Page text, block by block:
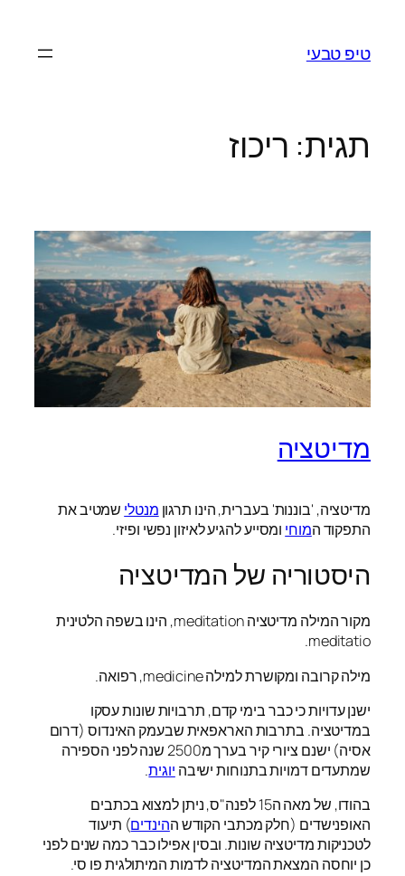
טיפ טבעי
תגית: ריכוז
מדיטציה
מדיטציה, 'בוננות' בעברית, הינו תרגון מנטלי שמטיב את
התפקוד המוחי ומסייע להגיע לאיזון נפשי ופיזי.
היסטוריה של המדיטציה
מקור המילה מדיטציה meditation, הינו בשפה הלטינית
meditatio.
מילה קרובה ומקושרת למילה medicine, רפואה.
ישנן עדויות כי כבר בימי קדם, תרבויות שונות עסקו
במדיטציה. בתרבות האראפאית שבעמק האינדוס (דרום
אסיה) ישנם ציורי קיר בערך מ2500 שנה לפני הספירה
שמתעדים דמויות בתנוחות ישיבה יוגית.
בהודו, של מאה ה15 לפנה"ס, ניתן למצוא בכתבים
האופנישדים (חלק מכתבי הקודש ההינדים) תיעוד
לטכניקות מדיטציה שונות. ובסין אפילו כבר כמה שנים לפני
כן יוחסה המצאת המדיטציה לדמות המיתולגית פו סי.